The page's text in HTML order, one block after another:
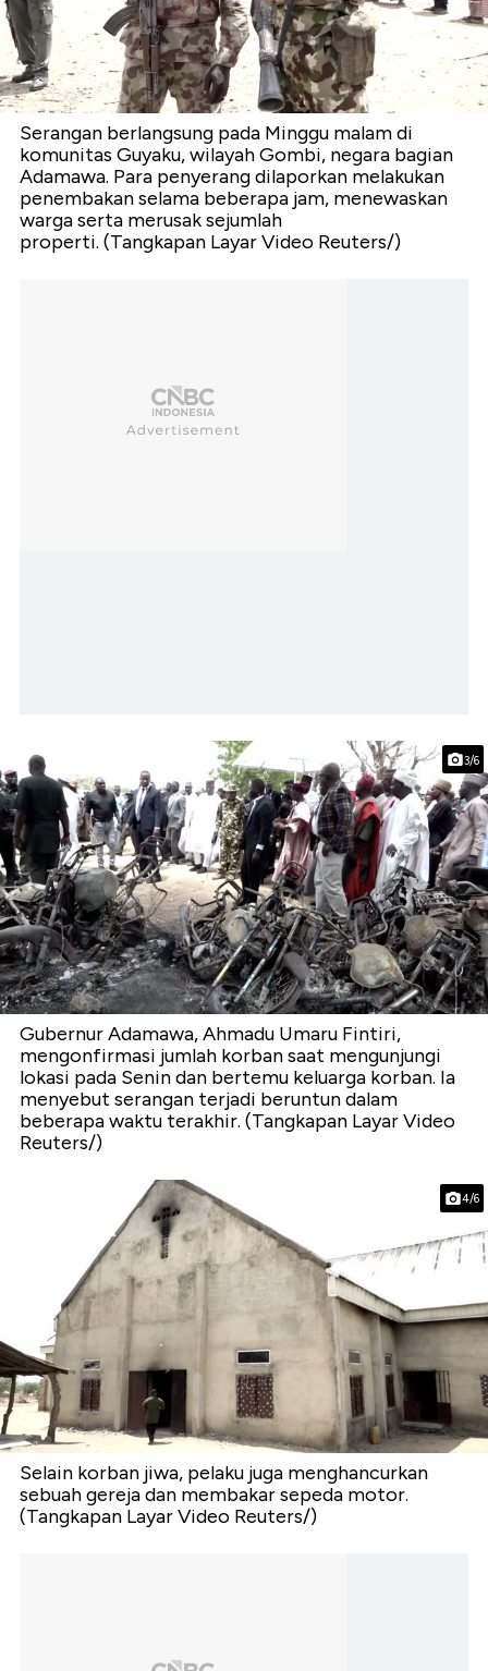
Serangan berlangsung pada Minggu malam di
komunitas Guyaku, wilayah Gombi, negara bagian
Adamawa. Para penyerang dilaporkan melakukan
penembakan selama beberapa jam, menewaskan
warga serta merusak sejumlah
properti. (Tangkapan Layar Video Reuters/)
3/6
Gubernur Adamawa, Ahmadu Umaru Fintiri,
mengonfirmasi jumlah korban saat mengunjungi
lokasi pada Senin dan bertemu keluarga korban. Ia
menyebut serangan terjadi beruntun dalam
beberapa waktu terakhir. (Tangkapan Layar Video
Reuters/)
4/6
Selain korban jiwa, pelaku juga menghancurkan
sebuah gereja dan membakar sepeda motor.
(Tangkapan Layar Video Reuters/)